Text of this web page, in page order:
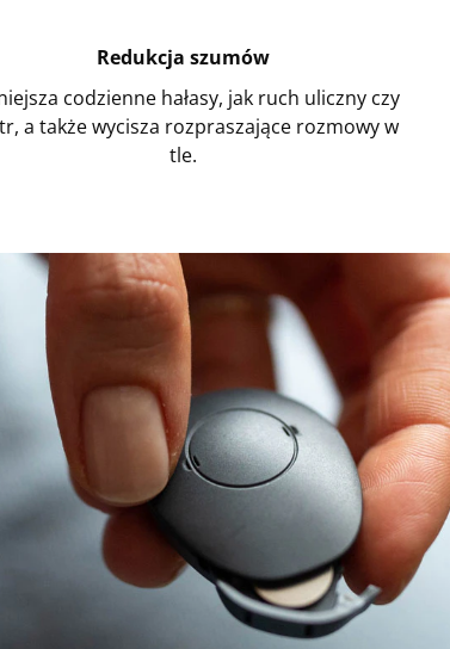
Redukcja szumów
codzienne hałasy, jak ruch uliczny czy
a także wycisza rozpraszające rozmowy w
tle.